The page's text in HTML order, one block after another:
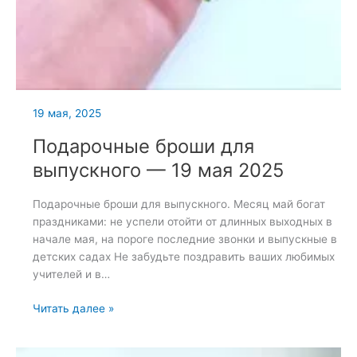
19 мая, 2025
Подарочные броши для
выпускного — 19 мая 2025
Подарочные броши для выпускного. Месяц май богат
праздниками: не успели отойти от длинных выходных в
начале мая, на пороге последние звонки и выпускные в
детских садах Не забудьте поздравить ваших любимых
учителей и в…
Подарочные
Читать далее »